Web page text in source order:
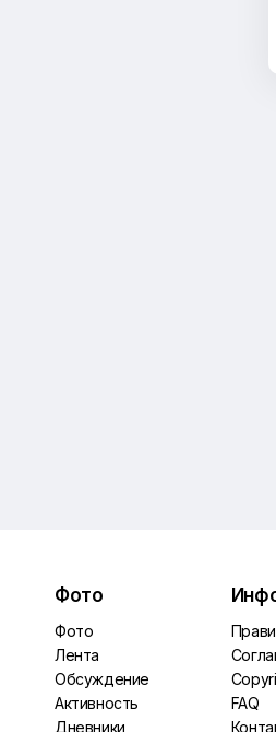
Фото
Фото
Лента
Обсуждение
Активность
Дневники
FAQ